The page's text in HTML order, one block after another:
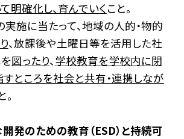
明確化し、育んでいくこと。
施に当たって、地域の人的・物的
、放課後や土曜日等を活用した社
図ったり、学校教育を学校内に閉
すところを社会と共有・連携しなが
。
発のための教育（ESD）と持続可